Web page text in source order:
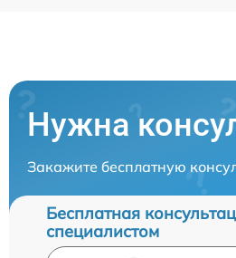
Нужна
Закажите бесплатную
Бесплатная
специалистом